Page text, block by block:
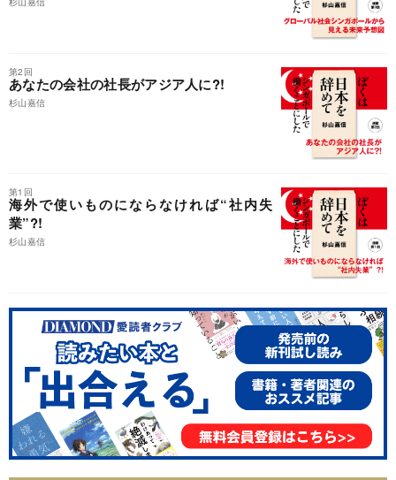
第2回
あなたの会社の社長がアジア人に?!
杉山嘉信
第1回
海外で使いものにならなければ“社内失
業”?!
杉山嘉信